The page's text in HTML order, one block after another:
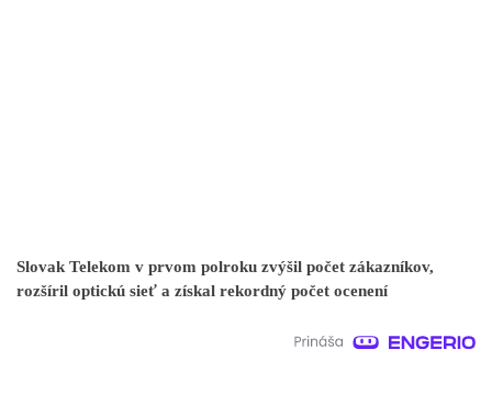
Slovak Telekom v prvom polroku zvýšil počet zákazníkov,
rozšíril optickú sieť a získal rekordný počet ocenení